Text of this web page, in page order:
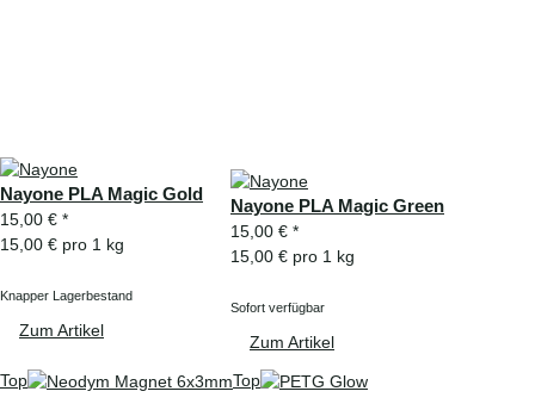
Nayone PLA Magic Gold
15,00 € *
15,00 € pro 1 kg
Knapper Lagerbestand
Zum Artikel
Nayone PLA Magic Green
15,00 € *
15,00 € pro 1 kg
Sofort verfügbar
Zum Artikel
Top
Top